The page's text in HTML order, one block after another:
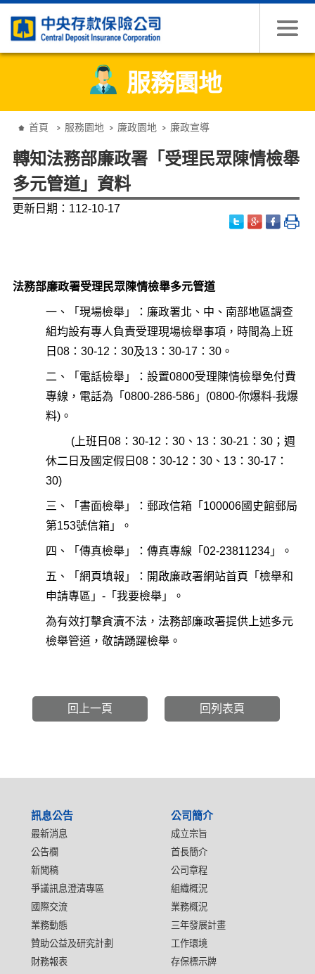
服務園地
首頁 服務園地 廉政園地 廉政宣導
轉知法務部廉政署「受理民眾陳情檢舉
多元管道」資料
更新日期：112-10-17
法務部廉政署受理民眾陳情檢舉多元管道
一、「現場檢舉」：廉政署北、中、南部地區調查
組均設有專人負責受理現場檢舉事項，時間為上班
日08：30-12：30及13：30-17：30。
二、「電話檢舉」：設置0800受理陳情檢舉免付費
專線，電話為「0800-286-586」(0800-你爆料-我爆
料)。
(上班日08：30-12：30、13：30-21：30；週
休二日及國定假日08：30-12：30、13：30-17：
30)
三、「書面檢舉」：郵政信箱「100006國史館郵局
第153號信箱」。
四、「傳真檢舉」：傳真專線「02-23811234」。
五、「網頁填報」：開啟廉政署網站首頁「檢舉和
申請專區」-「我要檢舉」。
為有效打擊貪瀆不法，法務部廉政署提供上述多元
檢舉管道，敬請踴躍檢舉。
回上一頁 回列表頁
訊息公告
最新消息
公告欄
新聞稿
爭議訊息澄清專區
國際交流
業務動態
贊助公益及研究計劃
財務報表
公司簡介
成立宗旨
首長簡介
公司章程
組織概況
業務概況
三年發展計畫
工作環境
存保標示牌